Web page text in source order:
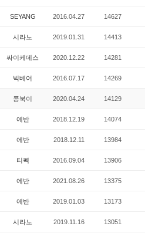
SEYANG 2016.04.27 14627
시라노 2019.01.31 14413
싸이케데스 2020.12.22 14281
빅베어 2016.07.17 14269
콩북이 2020.04.24 14129
에반 2018.12.19 14074
에반 2018.12.11 13984
티펙 2016.09.04 13906
에반 2021.08.26 13375
에반 2019.01.03 13173
시라노 2019.11.16 13051